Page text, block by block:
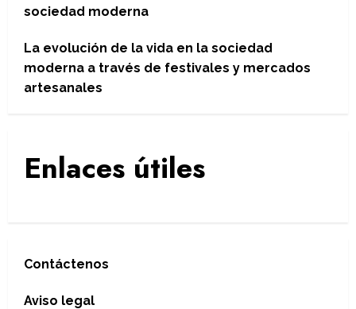
sociedad moderna
La evolución de la vida en la sociedad
moderna a través de festivales y mercados
artesanales
Enlaces útiles
Contáctenos
Aviso legal